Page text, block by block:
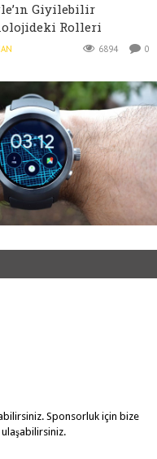
Giyilebilir
Rolleri
6894 0
Sponsorluk için bize